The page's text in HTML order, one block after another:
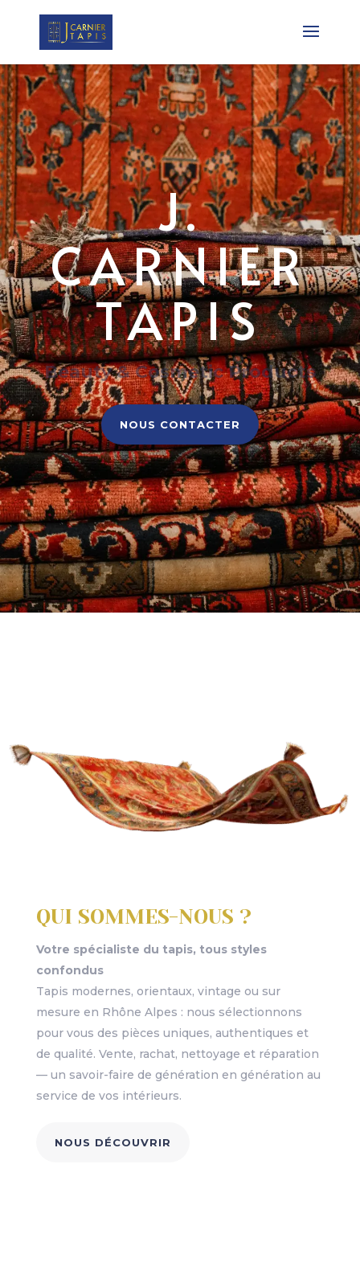
J.
CARNIER
TAPIS
Beauty & Cosmetic Products
NOUS CONTACTER
QUI SOMMES-NOUS ?
Votre spécialiste du tapis, tous styles
confondus
Tapis modernes, orientaux, vintage ou sur
mesure en Rhône Alpes : nous sélectionnons
pour vous des pièces uniques, authentiques et
de qualité. Vente, rachat, nettoyage et réparation
— un savoir-faire de génération en génération au
service de vos intérieurs.
NOUS DÉCOUVRIR